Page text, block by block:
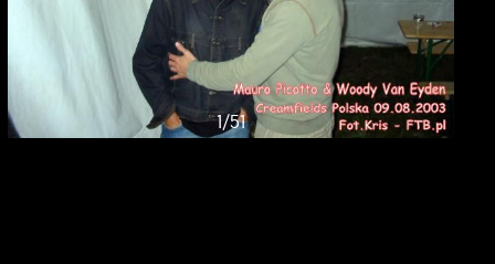
1/51